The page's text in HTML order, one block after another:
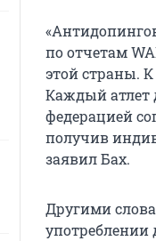
по отчетам
этой страны.
Каждый
федерацией
получив
заявил Бах.
Другими
употреблении